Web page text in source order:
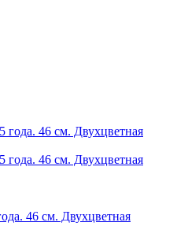
46 см. Двухцветная